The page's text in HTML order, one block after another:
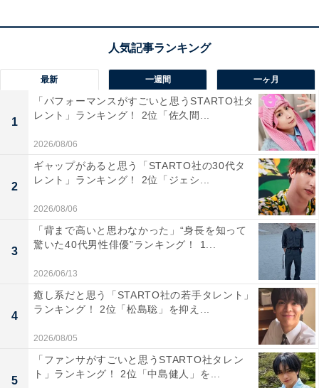
1位は、俳優の北川景子さんでした。
2026年3月まで放送されたNHK連続テレビ小説『ばけば
け』にヒロインの実母役で出演し、やさしい存在感で好
演しました。2026年5月8日に公開された映画『未来』に
も出演しており、俳優としての人気に加え母親としての
ライフスタイルも支持を集めています。
「声が魅力的だと思う30代女性俳優」ランキ
ング！ 2位「新垣結衣」、1位は？
この記事の執筆者：
All About ニュース編集
部
「All About ニュース」は、ネットの話題から世の中の動きまで、暮
らしの中にあふれる「なぜ？」「どうして？」を分かりやすく伝え
るAll About発のニュースメディアです。お金や仕事、恋愛、ITに関
する疑問に対して専門家が分かりやすく回答するほか、エンタメ情
...続きを読む
最新 一週間 一ヶ月
1
「パフォーマンスがすごいと思うSTARTO社タ
レント」ランキング！ 2位「佐久間...
2026/08/06
2
ギャップがあると思う「STARTO社の30代タ
レント」ランキング！ 2位「ジェシ...
2026/08/06
3
「背まで高いと思わなかった」“身長を知って
驚いた40代男性俳優”ランキング！ 1...
2026/06/13
4
癒し系だと思う「STARTO社の若手タレント」
ランキング！ 2位「松島聡」を抑え...
2026/08/05
5
「ファンサがすごいと思うSTARTO社タレン
ト」ランキング！ 2位「中島健人」を...